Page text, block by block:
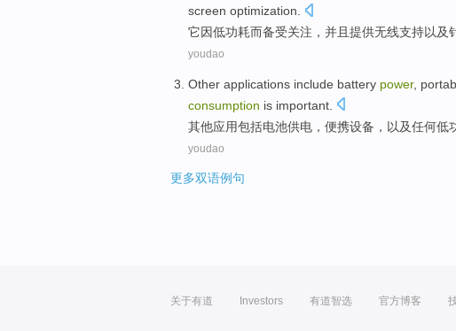
screen optimization
它因低功耗而备受关注， 并且提供无线支持以及
youdao
Other applications include battery power,
consumption is important
其他应用包括电池供电 ， 便携设备 ， 以及任何低
youdao
更多双语例句
关于有道 Investors 有道智选 官方博客